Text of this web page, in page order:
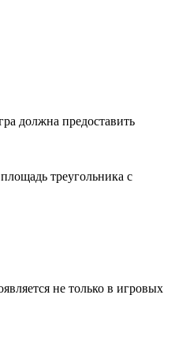
должна предоставить
треугольника с
не только в игровых